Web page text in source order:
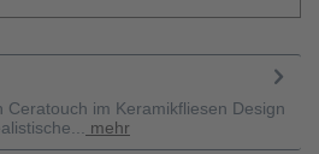
Ceratouch im Keramikfliesen Design
mehr